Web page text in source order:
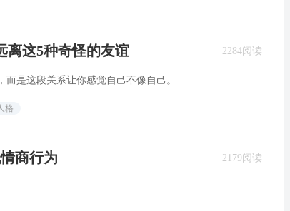
离这5种奇怪的友谊
是这段关系让你感觉自己不像自己。
格
2284阅读
商行为 2179阅读